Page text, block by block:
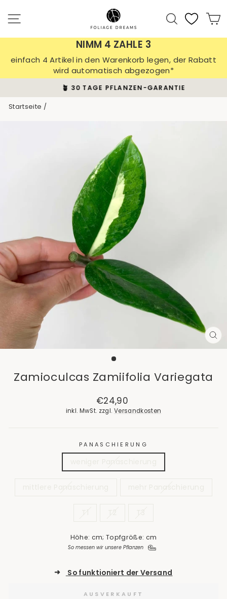
zum
Inhalt
Suche
NIMM 4 ZAHLE 3
einfach 4 Artikel in den Warenkorb legen, der Rabatt
wird automatisch abgezogen*
Pause
🪴 30 TAGE PFLANZEN-GARANTIE
Startseite /
Zamioculcas Zamiifolia Variegata
Normaler
Preis
€24,90
inkl. MwSt. zzgl. Versandkosten
PANASCHIERUNG
Höhe: cm; Topfgröße: cm
So messen wir unsere Pflanzen
➜ So funktioniert der Versand
AUSVERKAUFT